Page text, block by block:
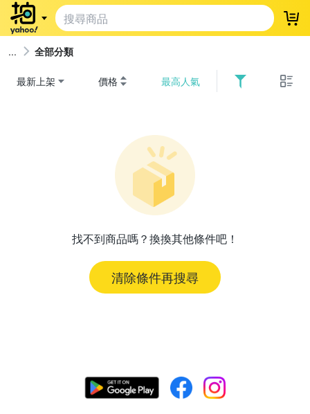
登
全部分類
最新上架 價格 最高人氣
找不到商品嗎？換換其他條件吧！
清除條件再搜尋